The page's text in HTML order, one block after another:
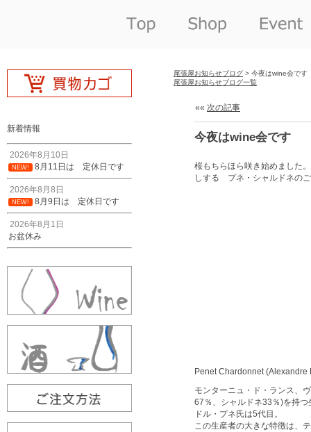
新着情報
2026年8月10日
NEW! 8月11日は 定休日です
2026年8月8日
NEW! 8月9日は 定休日です
2026年8月1日
お盆休み
尾張屋お知らせブログ > 今夜はwine会です
尾張屋お知らせブログ一覧
«« 次の記事
今夜はwine会です
桜もちらほら咲き始めました
しする プネ・シャルドネの
Penet Chardonnet (Alexandre
モンターニュ・ド・ランス、
67％、シャルドネ33％)を持
ドル・プネ氏は5代目。
この生産者の大きな特徴は、